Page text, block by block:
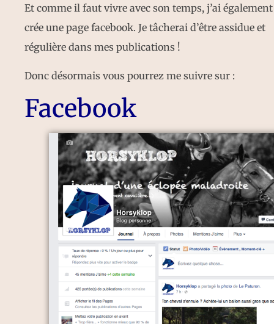
Et comme il faut vivre avec son temps, j’ai également
crée une page facebook. Je tâcherai d’être assidue et
régulière dans mes publications !
Donc désormais vous pourrez me suivre sur :
Facebook